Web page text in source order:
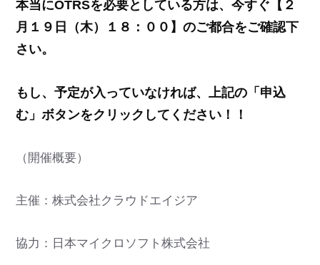
本当にOTRSを必要としている方は、今すぐ【２
月１９日（木）１８：００】のご都合をご確認下
さい。
もし、予定が入っていなければ、上記の「申込
む」ボタンをクリックしてください！！
（開催概要）
主催：株式会社クラウドエイジア
協力：日本マイクロソフト株式会社